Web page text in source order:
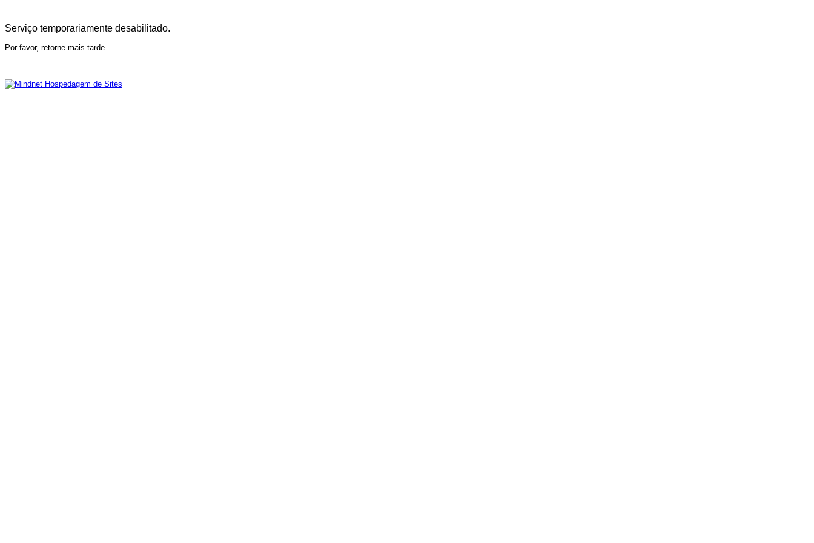
Serviço temporariamente desabilitado.
Por favor, retorne mais tarde.